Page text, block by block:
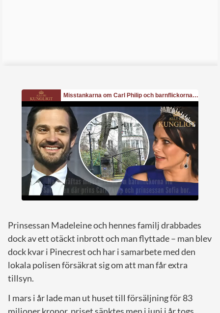
Prinsessan Madeleine och hennes familj drabbades
dock av ett otäckt inbrott och man flyttade – man blev
dock kvar i Pinecrest och har i samarbete med den
lokala polisen försäkrat sig om att man får extra
tillsyn.
I mars i år lade man ut huset till försäljning för 83